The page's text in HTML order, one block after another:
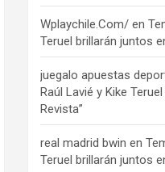
Wplaychile.Com/ en
Teruel brillarán juntos
juegalo apuestas
Raúl Lavié y Kike
Revista”
real madrid bwin en
Teruel brillarán juntos